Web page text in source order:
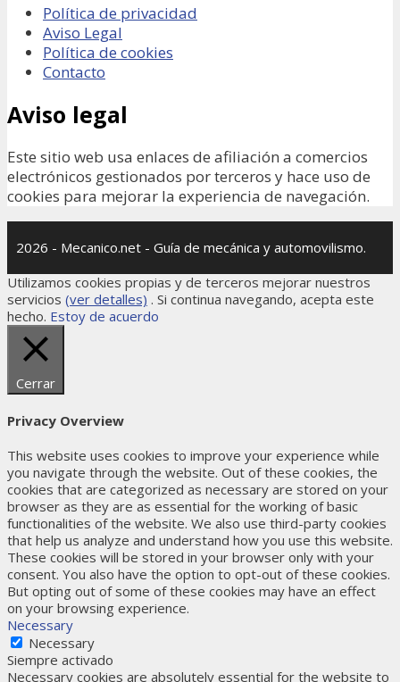
Política de privacidad
Aviso Legal
Política de cookies
Contacto
Aviso legal
Este sitio web usa enlaces de afiliación a comercios
electrónicos gestionados por terceros y hace uso de
cookies para mejorar la experiencia de navegación.
2026 - Mecanico.net - Guía de mecánica y automovilismo.
Utilizamos cookies propias y de terceros mejorar nuestros
servicios (ver detalles) . Si continua navegando, acepta este
hecho. Estoy de acuerdo
Cerrar
Privacy Overview
This website uses cookies to improve your experience while
you navigate through the website. Out of these cookies, the
cookies that are categorized as necessary are stored on your
browser as they are as essential for the working of basic
functionalities of the website. We also use third-party cookies
that help us analyze and understand how you use this website.
These cookies will be stored in your browser only with your
consent. You also have the option to opt-out of these cookies.
But opting out of some of these cookies may have an effect
on your browsing experience.
Necessary
Necessary
Siempre activado
Necessary cookies are absolutely essential for the website to